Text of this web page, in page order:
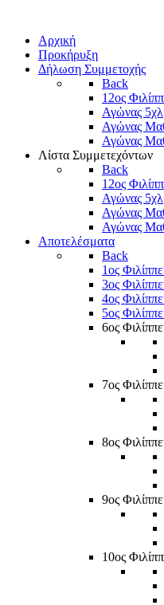
Αρχική
Προκήρυξη
Δήλωση Συμμετοχής
Back
12ος
Αγώνας
Αγώνας
Αγώνας
Λίστα Συμμετεχόντων
Back
12ος
Αγώνας
Αγώνας
Αγώνας
Αποτελέσματα
Back
1ος
3ος
4ος
5ος
6ος
7ος
8ος
9ος
10ος